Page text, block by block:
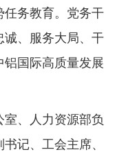
任务教育。党务干
诚、服务大局、干
国际高质量发展
、人力资源部负
记、工会主席、